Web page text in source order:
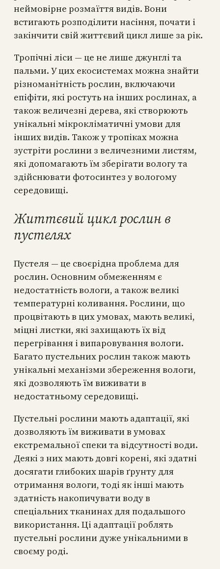
неймовірне розмаїття видів. Вони
встигають розподілити насіння, почати і
закінчити свій життєвий цикл лише за рік.
Тропічні ліси — це не лише джунглі та
пальми. У цих екосистемах можна знайти
різноманітність рослин, включаючи
епіфіти, які ростуть на інших рослинах, а
також величезні дерева, які створюють
унікальні мікрокліматичні умови для
інших видів. Також у тропіках можна
зустріти рослини з величезними листям,
які допомагають їм зберігати вологу та
здійснювати фотосинтез у вологому
середовищі.
Життєвий цикл рослин в
пустелях
Пустеля — це своєрідна проблема для
рослин. Основним обмеженням є
недостатність вологи, а також великі
температурні коливання. Рослини, що
процвітають в цих умовах, мають великі,
міцні листки, які захищають їх від
перегрівання і випаровування вологи.
Багато пустельних рослин також мають
унікальні механізми збереження вологи,
які дозволяють їм виживати в
недостатньому середовищі.
Пустельні рослини мають адаптації, які
дозволяють їм виживати в умовах
екстремальної спеки та відсутності води.
Деякі з них мають довгі корені, які здатні
досягати глибоких шарів ґрунту для
отримання вологи, тоді як інші мають
здатність накопичувати воду в
спеціальних тканинах для подальшого
використання. Ці адаптації роблять
пустельні рослини дуже унікальними в
своєму роді.